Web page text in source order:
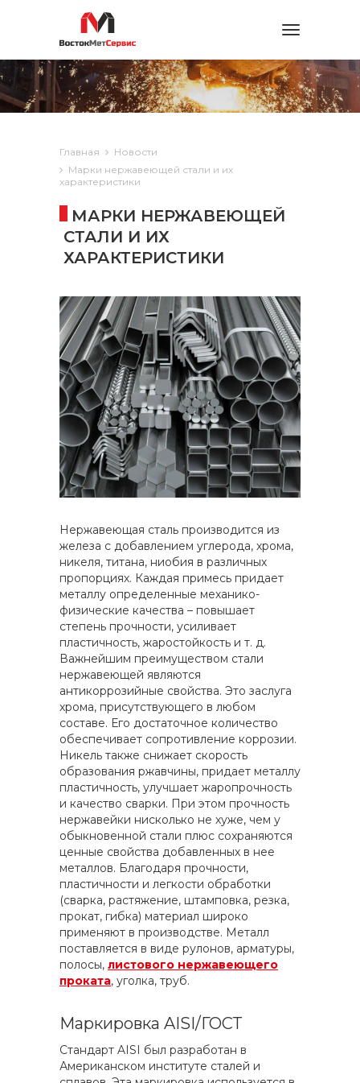
Toggle
Главная
Новости
Марки нержавеющей стали и их
характеристики
МАРКИ НЕРЖАВЕЮЩЕЙ
СТАЛИ И ИХ
ХАРАКТЕРИСТИКИ
Нержавеющая сталь производится из
железа с добавлением углерода, хрома,
никеля, титана, ниобия в различных
пропорциях. Каждая примесь придает
металлу определенные механико-
физические качества – повышает
степень прочности, усиливает
пластичность, жаростойкость и т. д.
Важнейшим преимуществом стали
нержавеющей являются
антикоррозийные свойства. Это заслуга
хрома, присутствующего в любом
составе. Его достаточное количество
обеспечивает сопротивление коррозии.
Никель также снижает скорость
образования ржавчины, придает металлу
пластичность, улучшает жаропрочность
и качество сварки. При этом прочность
нержавейки нисколько не хуже, чем у
обыкновенной стали плюс сохраняются
ценные свойства добавленных в нее
металлов. Благодаря прочности,
пластичности и легкости обработки
(сварка, растяжение, штамповка, резка,
прокат, гибка) материал широко
применяют в производстве. Металл
поставляется в виде рулонов, арматуры,
полосы, листового нержавеющего
проката, уголка, труб.
Маркировка AISI/ГОСТ
Стандарт AISI был разработан в
Американском институте сталей и